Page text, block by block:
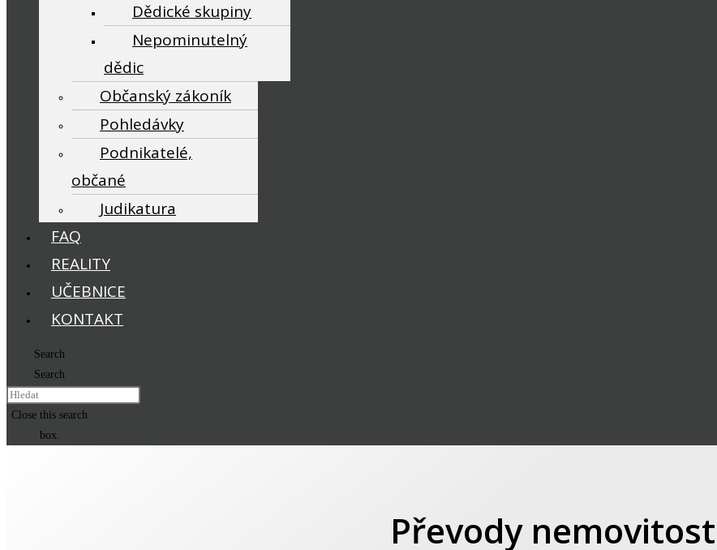
Dědické skupiny
Nepominutelný
dědic
Občanský zákoník
Pohledávky
Podnikatelé,
občané
Judikatura
FAQ
REALITY
UČEBNICE
KONTAKT
Search
Search
Close this search
box.
Převody